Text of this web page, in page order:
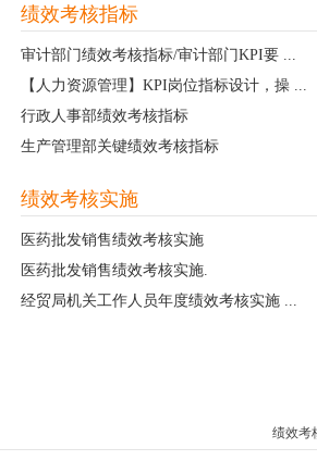
绩效考核指标
审计部门绩效考核指标/审计部门KPI要 ...
【人力资源管理】KPI岗位指标设计，操 ...
行政人事部绩效考核指标
生产管理部关键绩效考核指标
绩效考核实施
医药批发销售绩效考核实施
医药批发销售绩效考核实施.
经贸局机关工作人员年度绩效考核实施 ...
绩效考